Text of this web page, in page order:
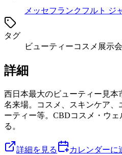
メッセフランクフルト ジ
タグ
ビューティーコスメ 展示会
詳細
西日本最大のビューティー見本
名来場。コスメ、スキンケア、
ーティー等。CBDコスメ・ウ
る。
詳細を見る カレンダーに